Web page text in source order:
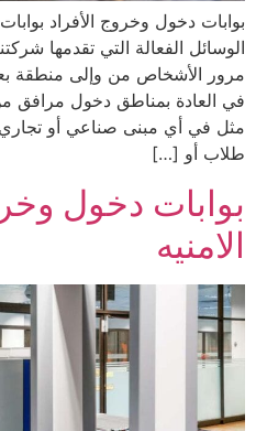
بوابات دخول وخروج الأفراد
الوسائل الفعالة التي تقدمها
مرور الأشخاص من وإلى منطقة
في العادة بمناطق دخول مرافق
مثل في أي مبنى صناعي أو
طلاب أو […]
بوابات دخول
الامنيه